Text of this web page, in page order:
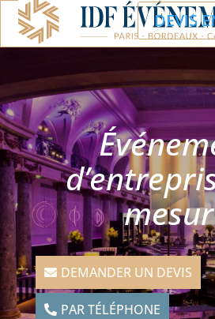
DEVIS
DEMANDER UN DEVIS
PAR TÉLÉPHONE